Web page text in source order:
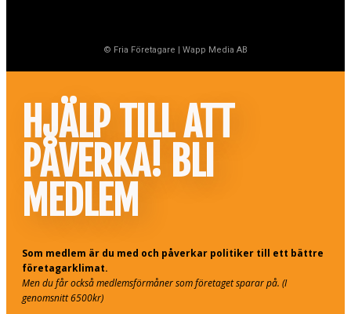
© Fria Företagare | Wapp Media AB
HJÄLP TILL ATT
PÅVERKA! BLI
MEDLEM
Som medlem är du med och påverkar politiker till ett bättre
företagarklimat.
Men du får också medlemsförmåner som företaget sparar på. (I
genomsnitt 6500kr)